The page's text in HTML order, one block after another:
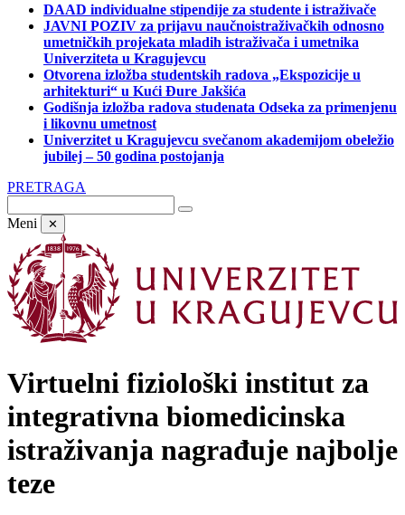
DAAD individualne stipendije za studente i istraživače
JAVNI POZIV za prijavu naučnoistraživačkih odnosno
umetničkih projekata mladih istraživača i umetnika
Univerziteta u Kragujevcu
Otvorena izložba studentskih radova „Ekspozicije u
arhitekturi“ u Kući Đure Jakšića
Godišnja izložba radova studenata Odseka za primenjenu
i likovnu umetnost
Univerzitet u Kragujevcu svečanom akademijom obeležio
jubilej – 50 godina postojanja
PRETRAGA
Meni ✕
Virtuelni fiziološki institut za
integrativna biomedicinska
istraživanja nagrađuje najbolje
teze